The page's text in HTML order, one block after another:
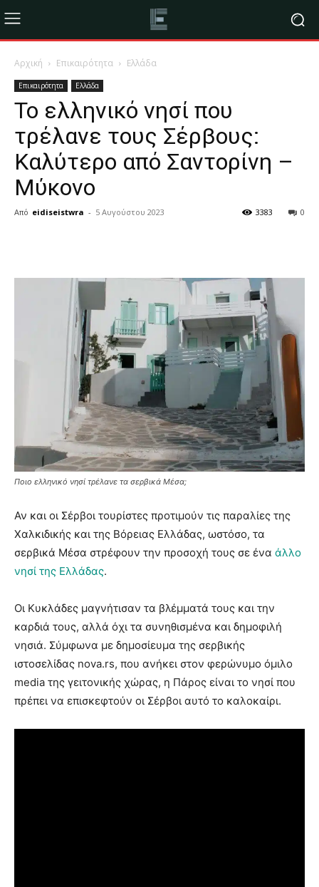
Αρχική Επικαιρότητα Ελλάδα
Επικαιρότητα Ελλάδα
Το ελληνικό νησί που
τρέλανε τους Σέρβους:
Καλύτερο από Σαντορίνη –
Μύκονο
Από eidiseistwra - 5 Αυγούστου 2023 0
3383
Ποιο ελληνικό νησί τρέλανε τα σερβικά Μέσα;
Αν και οι Σέρβοι τουρίστες προτιμούν τις παραλίες της
Χαλκιδικής και της Βόρειας Ελλάδας, ωστόσο, τα
σερβικά Μέσα στρέφουν την προσοχή τους σε ένα άλλο
νησί της Ελλάδας.
Οι Κυκλάδες μαγνήτισαν τα βλέμματά τους και την
καρδιά τους, αλλά όχι τα συνηθισμένα και δημοφιλή
νησιά. Σύμφωνα με δημοσίευμα της σερβικής
ιστοσελίδας nova.rs, που ανήκει στον φερώνυμο όμιλο
media της γειτονικής χώρας, η Πάρος είναι το νησί που
πρέπει να επισκεφτούν οι Σέρβοι αυτό το καλοκαίρι.